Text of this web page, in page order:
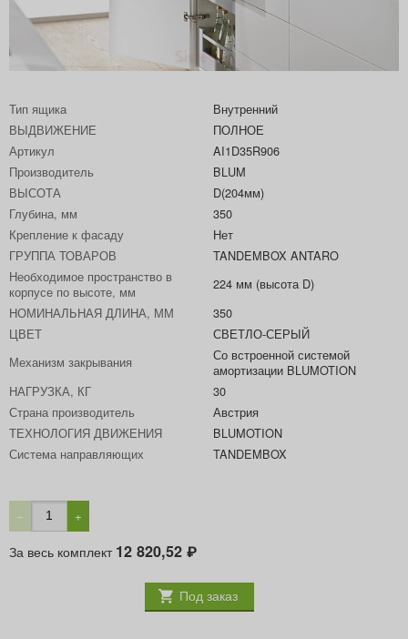
Тип ящика
Внутренний
ВЫДВИЖЕНИЕ
ПОЛНОЕ
Артикул
AI1D35R906
Производитель
BLUM
ВЫСОТА
D(204мм)
Глубина, мм
350
Крепление к фасаду
Нет
ГРУППА ТОВАРОВ
TANDEMBOX ANTARO
Необходимое пространство в
корпусе по высоте, мм
224 мм (высота D)
НОМИНАЛЬНАЯ ДЛИНА, ММ
350
ЦВЕТ
СВЕТЛО-СЕРЫЙ
Механизм закрывания
Со встроенной системой
амортизации BLUMOTION
НАГРУЗКА, КГ
30
Страна производитель
Австрия
ТЕХНОЛОГИЯ ДВИЖЕНИЯ
BLUMOTION
Система направляющих
TANDEMBOX
− +
За весь комплект 12 820,52 ₽
Под заказ